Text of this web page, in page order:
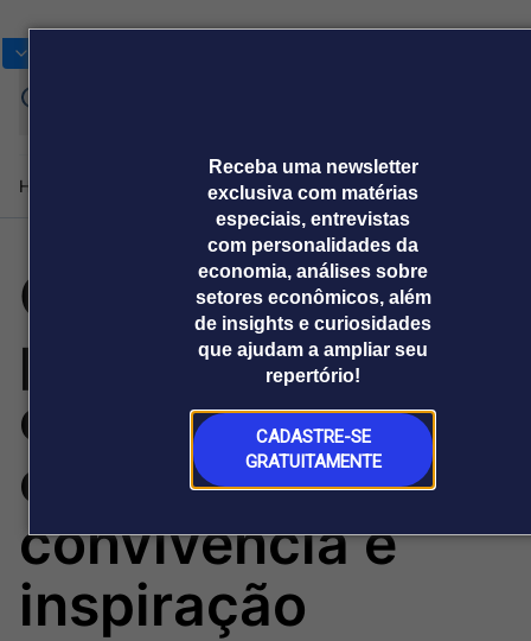
Receba uma newsletter
exclusiva com matérias
especiais, entrevistas
com personalidades da
economia, análises sobre
setores econômicos, além
de insights e curiosidades
que ajudam a ampliar seu
repertório!
CADASTRE-SE
GRATUITAMENTE
Home Produtos e soluçõesNotíciasBlogWeekendInstitucional
Plataformas
Broadcast
Broadcast+
O mercado
financeiro em
tempo real
Broadcast
Tudo sobre o
agronegócio
Broadcast
Político
Os bastidores da
política em tempo
Broadcast
Releases Broadcast
Prêmio Broadcast
Empresas
Releases
Camicado lança
projeto que
conecta
conteúdo,
convivência e
inspiração